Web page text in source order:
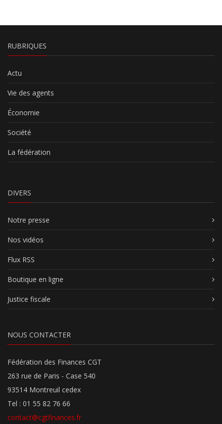
RUBRIQUES
Actu
Vie des agents
Économie
Société
La fédération
DIVERS
Notre presse
Nos vidéos
Flux RSS
Boutique en ligne
Justice fiscale
NOUS CONTACTER
Fédération des Finances CGT
263 rue de Paris - Case 540
93514 Montreuil cedex
Tel : 01 55 82 76 66
contact@cgtfinances.fr